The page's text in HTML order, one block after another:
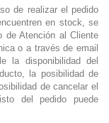
de realizar el pedido
en stock, se
de Atención al Cliente
o a través de email
la disponibilidad del
la posibilidad de
de cancelar el
del pedido puede